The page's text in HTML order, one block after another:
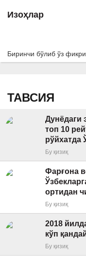
Изоҳлар
Биринчи бўлиб ўз
ТАВСИЯ
Дунёдаги
топ 10
рўйхатда
Бу қизиқ
Фарғона
ортидан
Бу қизиқ
2018
кўп
Бу қизиқ